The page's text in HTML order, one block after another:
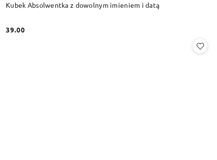
Kubek Absolwentka z dowolnym imieniem i datą
Cena:
39.00